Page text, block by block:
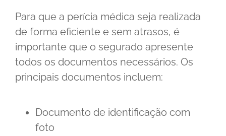
Para que a perícia médica seja realizada
de forma eficiente e sem atrasos, é
importante que o segurado apresente
todos os documentos necessários. Os
principais documentos incluem:
Documento de identificação com
foto